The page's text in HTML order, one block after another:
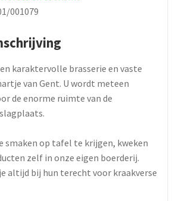
001079
karaktervolle brasserie en vaste
van Gent. U wordt meteen
de enorme ruimte van de
smaken op tafel te krijgen, kweken
zelf in onze eigen boerderij.
altijd bij hun terecht voor kraakverse